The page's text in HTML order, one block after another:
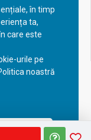
în timp
ta,
care este
urile pe
noastră